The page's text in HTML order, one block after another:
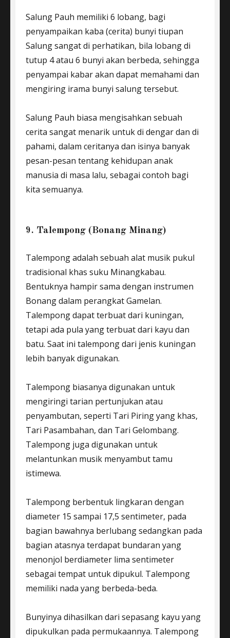
Salung Pauh memiliki 6 lobang, bagi
penyampaikan kaba (cerita) bunyi tiupan
Salung sangat di perhatikan, bila lobang di
tutup 4 atau 6 bunyi akan berbeda, sehingga
penyampai kabar akan dapat memahami dan
mengiring irama bunyi salung tersebut.
Salung Pauh biasa mengisahkan sebuah
cerita sangat menarik untuk di dengar dan di
pahami, dalam ceritanya dan isinya banyak
pesan-pesan tentang kehidupan anak
manusia di masa lalu, sebagai contoh bagi
kita semuanya.
9. Talempong (Bonang Minang)
Talempong adalah sebuah alat musik pukul
tradisional khas suku Minangkabau.
Bentuknya hampir sama dengan instrumen
Bonang dalam perangkat Gamelan.
Talempong dapat terbuat dari kuningan,
tetapi ada pula yang terbuat dari kayu dan
batu. Saat ini talempong dari jenis kuningan
lebih banyak digunakan.
Talempong biasanya digunakan untuk
mengiringi tarian pertunjukan atau
penyambutan, seperti Tari Piring yang khas,
Tari Pasambahan, dan Tari Gelombang.
Talempong juga digunakan untuk
melantunkan musik menyambut tamu
istimewa.
Talempong berbentuk lingkaran dengan
diameter 15 sampai 17,5 sentimeter, pada
bagian bawahnya berlubang sedangkan pada
bagian atasnya terdapat bundaran yang
menonjol berdiameter lima sentimeter
sebagai tempat untuk dipukul. Talempong
memiliki nada yang berbeda-beda.
Bunyinya dihasilkan dari sepasang kayu yang
dipukulkan pada permukaannya. Talempong